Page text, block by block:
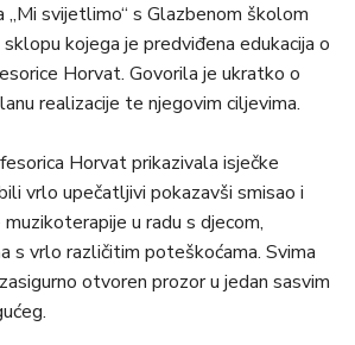
svijetlimo“ s Glazbenom školom
kojega je predviđena edukacija o
Horvat. Govorila je ukratko o
realizacije te njegovim ciljevima.
Horvat prikazivala isječke
vrlo upečatljivi pokazavši smisao i
u radu s djecom,
s vrlo različitim poteškoćama. Svima
otvoren prozor u jedan sasvim